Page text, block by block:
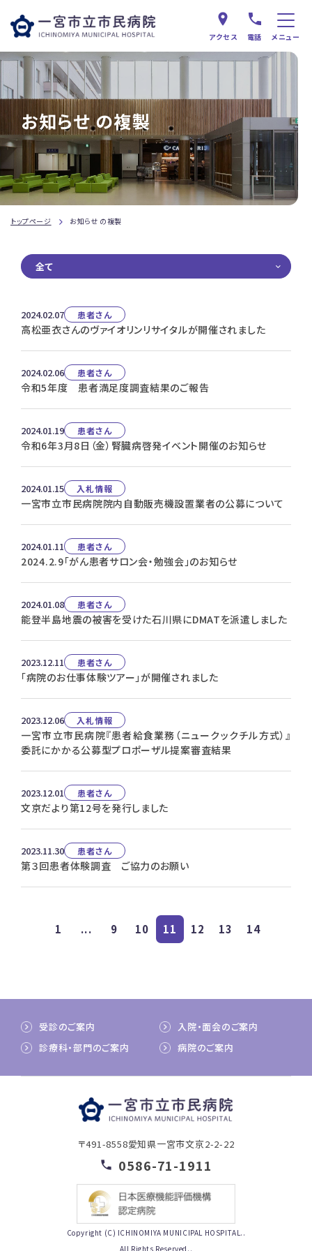
アクセス 電話 メニュー
お知らせ の複製
トップページ お知らせ の複製
2024.02.07 患者さん
高松亜衣さんのヴァイオリンリサイタルが開催されました
2024.02.06 患者さん
令和5年度 患者満足度調査結果のご報告
2024.01.19 患者さん
令和6年3月8日（金）腎臓病啓発イベント開催のお知らせ
2024.01.15 入札情報
一宮市立市民病院院内自動販売機設置業者の公募について
2024.01.11 患者さん
2024.2.9「がん患者サロン会・勉強会」のお知らせ
2024.01.08 患者さん
能登半島地震の被害を受けた石川県にDMATを派遣しました
2023.12.11 患者さん
「病院のお仕事体験ツアー」が開催されました
2023.12.06 入札情報
一宮市立市民病院『患者給食業務（ニュークックチル方式）』
委託にかかる公募型プロポーザル提案審査結果
2023.12.01 患者さん
文京だより第12号を発行しました
2023.11.30 患者さん
第３回患者体験調査 ご協力のお願い
1 ... 9 10 11 12 13 14
受診のご案内
入院・面会のご案内
診療科・部門のご案内
病院のご案内
〒491-8558愛知県一宮市文京2-2-22
0586-71-1911
Copyright (C) ICHINOMIYA MUNICIPAL HOSPITAL..
All Rights Reserved..